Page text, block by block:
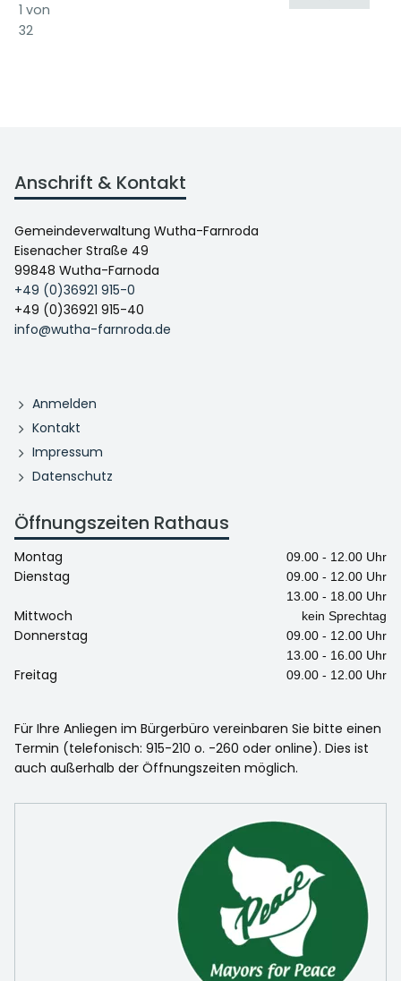
1 von
32
Anschrift & Kontakt
Gemeindeverwaltung Wutha-Farnroda
Eisenacher Straße 49
99848 Wutha-Farnoda
+49 (0)36921 915-0
+49 (0)36921 915-40
info@wutha-farnroda.de
Anmelden
Kontakt
Impressum
Datenschutz
Öffnungszeiten Rathaus
Montag 09.00 - 12.00 Uhr
Dienstag
09.00 - 12.00 Uhr
13.00 - 18.00 Uhr
Mittwoch kein Sprechtag
Donnerstag
09.00 - 12.00 Uhr
13.00 - 16.00 Uhr
Freitag 09.00 - 12.00 Uhr
Für Ihre Anliegen im Bürgerbüro vereinbaren Sie bitte einen
Termin (telefonisch: 915-210 o. -260 oder online). Dies ist
auch außerhalb der Öffnungszeiten möglich.